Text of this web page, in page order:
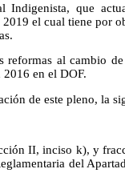
que
el cual tiene por
reformas al cambio
en el DOF.
de este pleno, la
II, inciso k), y
del